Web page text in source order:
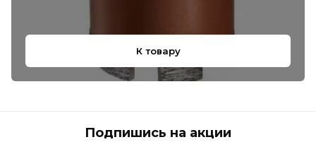
К товару
Подпишись на акции